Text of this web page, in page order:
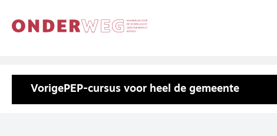
VorigePEP-cursus voor heel de gemeente